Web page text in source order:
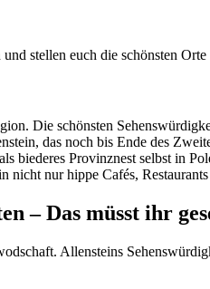
stellen euch die schönsten
Die schönsten
das noch bis Ende des
biederes Provinznest selbst in
nur hippe Cafés,
– Das müsst ihr
Allensteins